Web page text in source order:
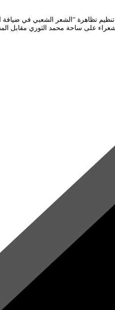
من مهرجان المسرح المحترف، تنظيم
على ساحة محمد الثوري مقابل